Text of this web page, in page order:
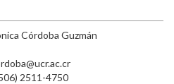
Córdoba Guzmán
2511-4750